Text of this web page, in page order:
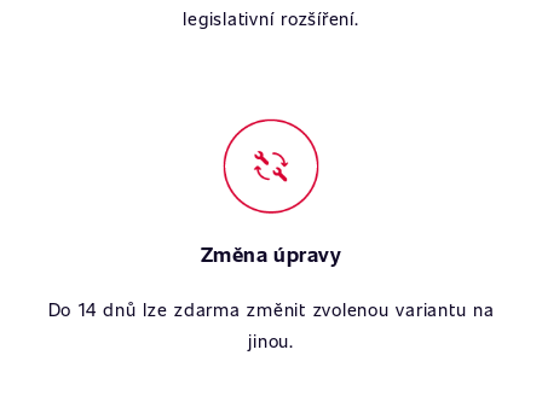
legislativní rozšíření.
Změna úpravy
Do 14 dnů lze zdarma změnit zvolenou variantu na
jinou.